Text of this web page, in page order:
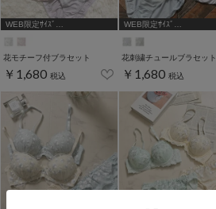
WEB限定ｻｲｽﾞ
花モチーフ付ブラセット
￥1,680 税込
WEB限定ｻｲｽﾞ
花刺繍チュールブラセット
￥1,680 税込